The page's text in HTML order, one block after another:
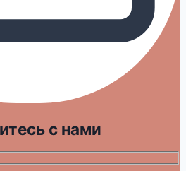
с нами